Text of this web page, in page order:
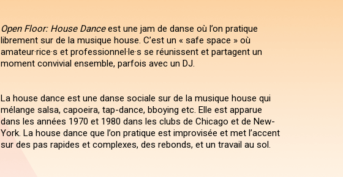
Open Floor: House Danceest une jam de danse où l’on pratique
librement sur de la musique house. C’est un « safe space » où
amateur·rice·s et professionnel·le·s se réunissent et partagent un
moment convivial ensemble, parfois avec un DJ.
La house dance est une danse sociale sur de la musique house qui
mélange salsa, capoeira, tap-dance, bboying etc. Elle est apparue
dans les années 1970 et 1980 dans les clubs de Chicago et de New-
York. La house dance que l’on pratique est improvisée et met l’accent
sur des pas rapides et complexes, des rebonds, et un travail au sol.